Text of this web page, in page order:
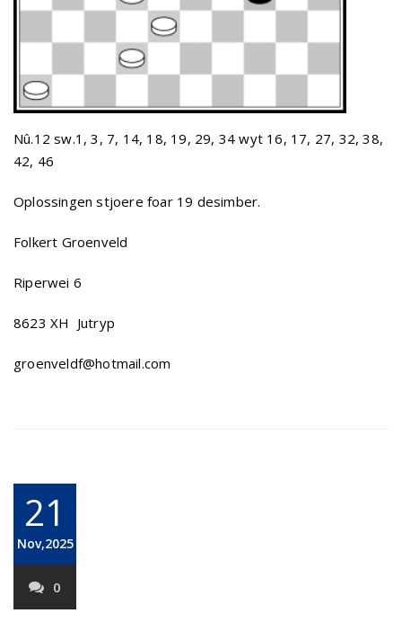
Nû.12 sw.1, 3, 7, 14, 18, 19, 29, 34 wyt 16, 17, 27, 32, 38,
42, 46
Oplossingen stjoere foar 19 desimber.
Folkert Groenveld
Riperwei 6
8623 XH Jutryp
groenveldf@hotmail.com
21
Nov,2025
0